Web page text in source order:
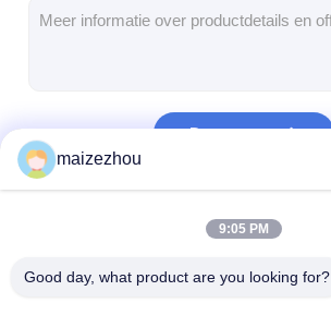
Doorgaan
maizezhou
9:05 PM
Good day, what product are you looking for?